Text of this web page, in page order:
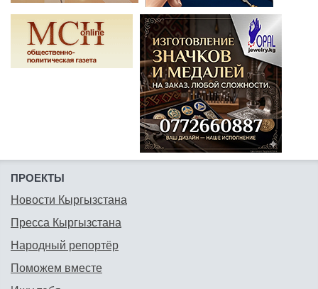
ПРОЕКТЫ
Новости Кыргызстана
Пресса Кыргызстана
Народный репортёр
Поможем вместе